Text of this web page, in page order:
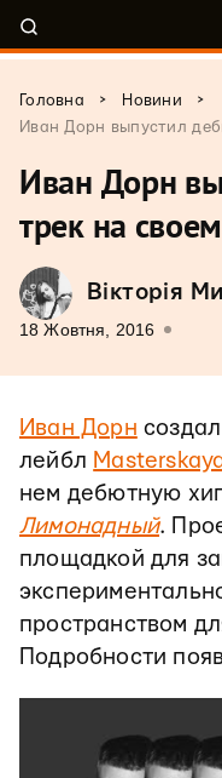
Головна > Новини
>
Иван Дорн выпустил
Иван Дорн
трек на
Вікторія
18 Жовтня, 2016
Иван Дорн
лейбл
нем дебютную
Лимонадный.
площадкой для
пространством
Подробности